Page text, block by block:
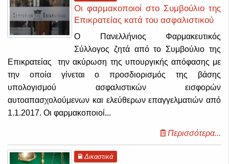
Οι φαρμακοποιοί στο Συμβούλιο της
Επικρατείας κατά του ασφαλιστικού
Ο Πανελλήνιος Φαρμακευτικός
Σύλλογος ζητά από το Συμβούλιο της
Επικρατείας την ακύρωση της υπουργικής απόφασης με
την οποία γίνεται ο προσδιορισμός της βάσης
υπολογισμού ασφαλιστικών εισφορών
αυτοαπασχολούμενων και ελεύθερων επαγγελματιών από
1.1.2017. Οι φαρμακοποιοί...
Περισσότερα...
Δικαστικά